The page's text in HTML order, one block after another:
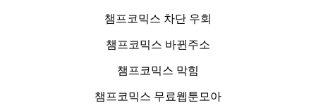
챔프코믹스 차단 우회
챔프코믹스 바뀐주소
챔프코믹스 막힘
챔프코믹스 무료웹툰모아